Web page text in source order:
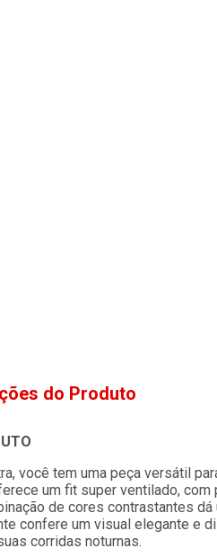
do Produto
você tem uma peça versátil
um fit super ventilado,
de cores contrastantes
confere um visual elegante e
corridas noturnas.